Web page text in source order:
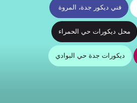
فني ديكور جدة، المروة
محل ديكورات حي الحمراء
ديكورات جدة حي البوادي